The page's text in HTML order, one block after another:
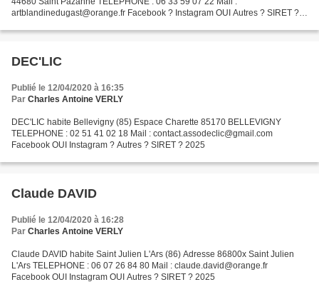
artblandinedugast@orange.fr Facebook ? Instagram OUI Autres ? SIRET ?
DEC'LIC
Publié le 12/04/2020 à 16:35
Par Charles Antoine VERLY
DEC'LIC habite Bellevigny (85) Espace Charette 85170 BELLEVIGNY
TELEPHONE : 02 51 41 02 18 Mail : contact.assodeclic@gmail.com
Facebook OUI Instagram ? Autres ? SIRET ? 2025
Claude DAVID
Publié le 12/04/2020 à 16:28
Par Charles Antoine VERLY
Claude DAVID habite Saint Julien L'Ars (86) Adresse 86800x Saint Julien
L'Ars TELEPHONE : 06 07 26 84 80 Mail : claude.david@orange.fr
Facebook OUI Instagram OUI Autres ? SIRET ? 2025